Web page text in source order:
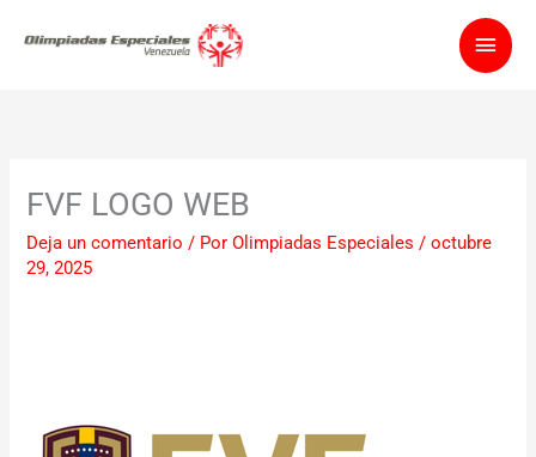
FVF LOGO WEB
Deja un comentario / PorOlimpiadas Especiales/octubre
29, 2025